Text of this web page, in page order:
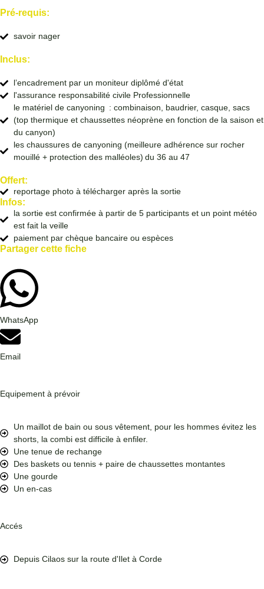
Pré-requis:
savoir nager
Inclus:
l’encadrement par un moniteur diplômé d'état
l'assurance responsabilité civile Professionnelle
le matériel de canyoning : combinaison, baudrier, casque, sacs
(top thermique et chaussettes néoprène en fonction de la saison et
du canyon)
les chaussures de canyoning (meilleure adhérence sur rocher
mouillé + protection des malléoles) du 36 au 47
Offert:
reportage photo à télécharger après la sortie
Infos:
la sortie est confirmée à partir de 5 participants et un point météo
est fait la veille
paiement par chèque bancaire ou espèces
Partager cette fiche
WhatsApp
Email
Equipement à prévoir
Un maillot de bain ou sous vêtement, pour les hommes évitez les
shorts, la combi est difficile à enfiler.
Une tenue de rechange
Des baskets ou tennis + paire de chaussettes montantes
Une gourde
Un en-cas
Accés
Depuis Cilaos sur la route d'Ilet à Corde